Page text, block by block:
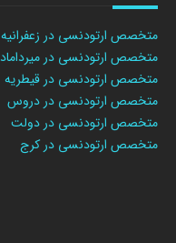
متخصص ارتودنسی در زعفرانیه
متخصص ارتودنسی در میرداماد
متخصص ارتودنسی در قیطریه
متخصص ارتودنسی در دروس
متخصص ارتودنسی در دولت
متخصص ارتودنسی در کرج